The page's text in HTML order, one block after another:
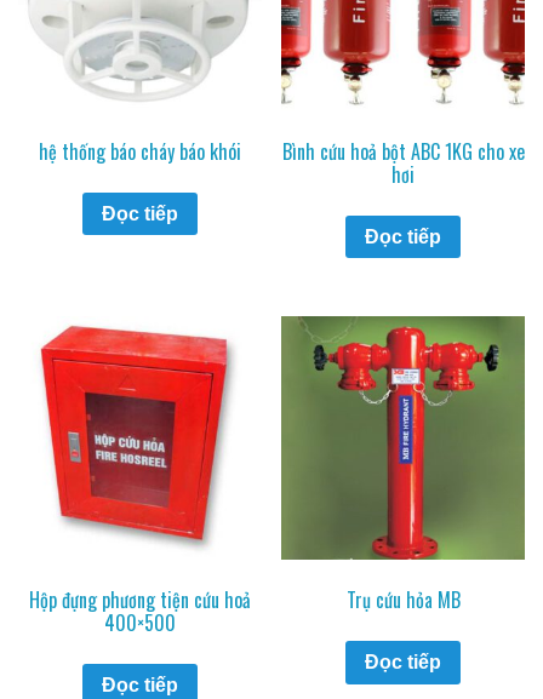
hệ thống báo cháy báo khói
Đọc tiếp
Bình cứu hoả bột ABC 1KG cho xe
hơi
Đọc tiếp
Hộp đựng phương tiện cứu hoả
400×500
Đọc tiếp
Trụ cứu hỏa MB
Đọc tiếp